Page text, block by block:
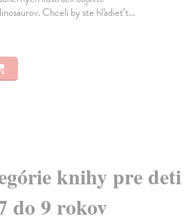
Chceli by ste hľadieť t...
knihy pre deti
do 9 rokov